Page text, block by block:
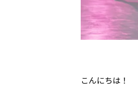
こんにちは！